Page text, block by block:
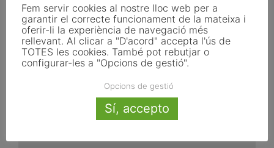
CONVENCIÓ NACIONAL D’ALCALDES
2017Programa General
maig 3, 2017
GIRONA, 12-13 de maig de 2017 Alcaldes.eu us convida a la
Fem servir cookies al nostre lloc web per a
garantir el correcte funcionament de la mateixa i
oferir-li la experiència de navegació més
rellevant. Al clicar a "D'acord" accepta l'ús de
TOTES les cookies. També pot rebutjar o
configurar-les a "Opcions de gestió".
Opcions de gestió
Sí, accepto